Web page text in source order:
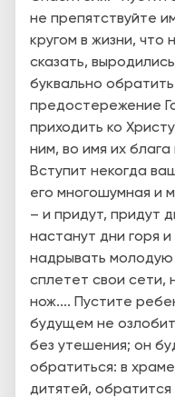
не препятствуйте
кругом в жизни, что
сказать,
буквально
предостережение
приходить ко
ним, во имя их
Вступит некогда
его многошумная и
– и придут, придут
настанут дни горя
надрывать молодую
сплетет свои сети,
нож.... Пустите
будущем не
без утешения; он
обратиться: в
дитятей, обратится